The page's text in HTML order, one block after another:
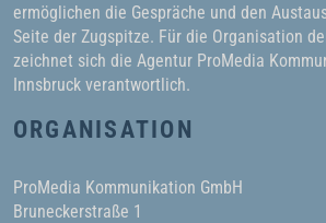
ermöglichen die Gespräche und den
Seite der Zugspitze. Für die Organisation
zeichnet sich die Agentur ProMedia
Innsbruck verantwortlich.
ORGANISATION
ProMedia Kommunikation GmbH
Bruneckerstraße 1